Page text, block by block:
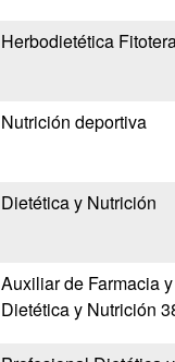
Herbodietética
Nutrición deportiva
Dietética y Nutrición
Auxiliar de Farmacia
Dietética y Nutrición